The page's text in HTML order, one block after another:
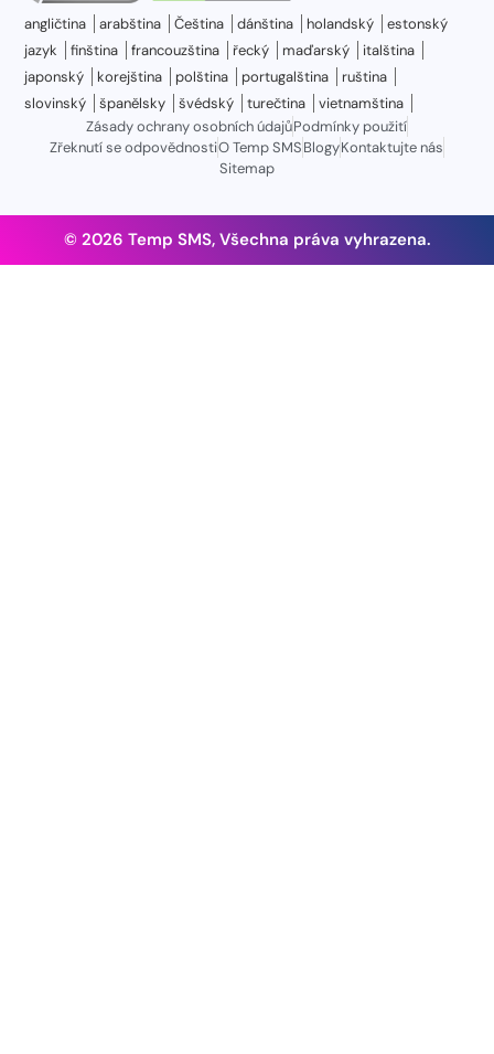
angličtina arabština Čeština dánština holandský
estonský
jazyk
finština francouzština řecký maďarský
italština
japonský
korejština polština portugalština
ruština
slovinský
španělsky švédský turečtina
vietnamština
Zásady ochrany osobních údajůPodmínky použití
Zřeknutí se odpovědnostiO Temp SMSBlogyKontaktujte nás
Sitemap
© 2026 Temp SMS, Všechna práva vyhrazena.